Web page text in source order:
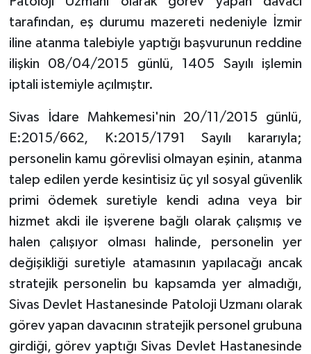
tarafından, eş durumu mazereti nedeniyle İzmir
iline atanma talebiyle yaptığı başvurunun reddine
ilişkin 08/04/2015 günlü, 1405 Sayılı işlemin
iptali istemiyle açılmıştır.
Sivas İdare Mahkemesi'nin 20/11/2015 günlü,
E:2015/662, K:2015/1791 Sayılı kararıyla;
personelin kamu görevlisi olmayan eşinin, atanma
talep edilen yerde kesintisiz üç yıl sosyal güvenlik
primi ödemek suretiyle kendi adına veya bir
hizmet akdi ile işverene bağlı olarak çalışmış ve
halen çalışıyor olması halinde, personelin yer
değişikliği suretiyle atamasının yapılacağı ancak
stratejik personelin bu kapsamda yer almadığı,
Sivas Devlet Hastanesinde Patoloji Uzmanı olarak
görev yapan davacının stratejik personel grubuna
girdiği, görev yaptığı Sivas Devlet Hastanesinde